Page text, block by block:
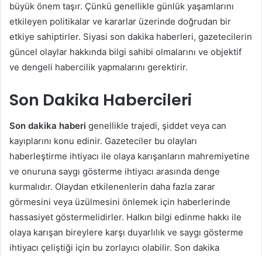
büyük önem taşır. Çünkü genellikle günlük yaşamlarını
etkileyen politikalar ve kararlar üzerinde doğrudan bir
etkiye sahiptirler. Siyasi son dakika haberleri, gazetecilerin
güncel olaylar hakkında bilgi sahibi olmalarını ve objektif
ve dengeli habercilik yapmalarını gerektirir.
Son Dakika Habercileri
Son dakika haberi genellikle trajedi, şiddet veya can
kayıplarını konu edinir. Gazeteciler bu olayları
haberleştirme ihtiyacı ile olaya karışanların mahremiyetine
ve onuruna saygı gösterme ihtiyacı arasında denge
kurmalıdır. Olaydan etkilenenlerin daha fazla zarar
görmesini veya üzülmesini önlemek için haberlerinde
hassasiyet göstermelidirler. Halkın bilgi edinme hakkı ile
olaya karışan bireylere karşı duyarlılık ve saygı gösterme
ihtiyacı çeliştiği için bu zorlayıcı olabilir. Son dakika